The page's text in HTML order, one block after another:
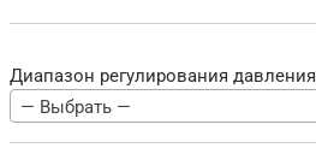
Диапазон регулирования давления
— Выбрать —